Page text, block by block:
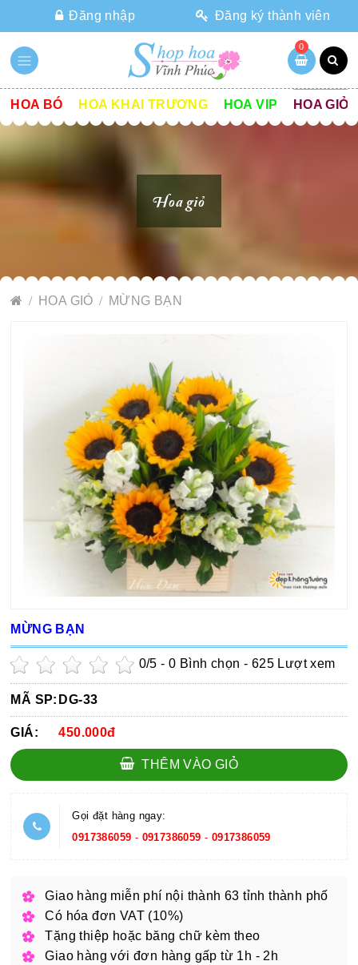
Đăng nhập Đăng ký thành viên
0
HOA BÓ HOA KHAI TRƯƠNG HOA VIP HOA GIỎ
Hoa giỏ
HOA GIỎ MỪNG BẠN
MỪNG BẠN
0/5 -0 Bình chọn - 625 Lượt xem
MÃ SP: DG-33
GIÁ: 450.000đ
THÊM VÀO GIỎ
Gọi đặt hàng ngay:
0917386059 - 0917386059 - 0917386059
Giao hàng miễn phí nội thành 63 tỉnh thành phố
Có hóa đơn VAT (10%)
Tặng thiệp hoặc băng chữ kèm theo
Giao hàng với đơn hàng gấp từ 1h - 2h